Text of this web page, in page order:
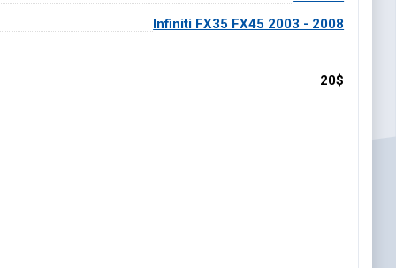
Infiniti FX35 FX45 2003 - 2008
20$